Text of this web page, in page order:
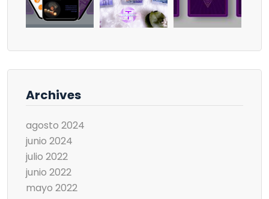
Archives
agosto 2024
junio 2024
julio 2022
junio 2022
mayo 2022